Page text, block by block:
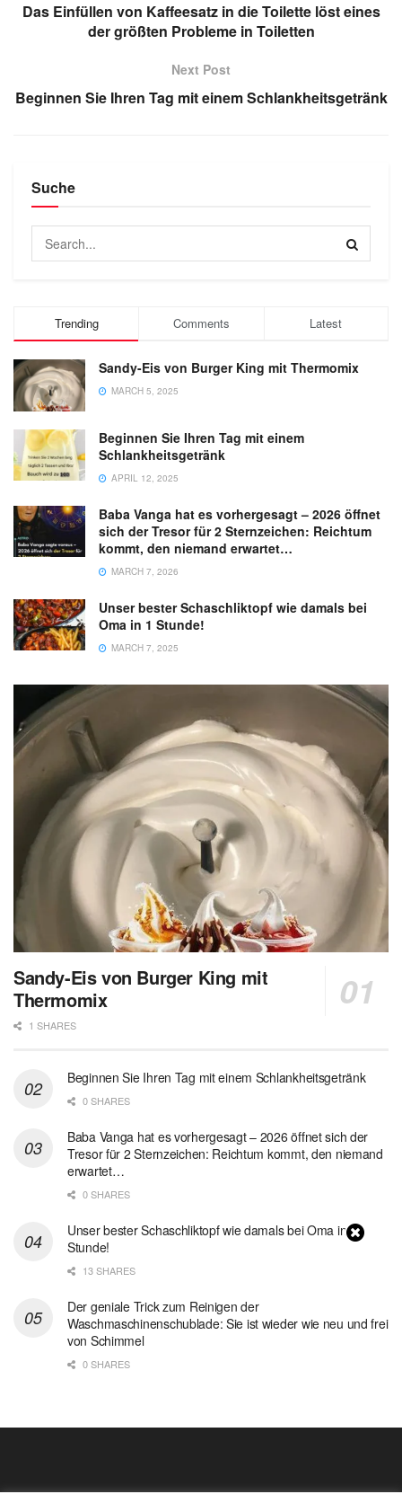
Das Einfüllen von Kaffeesatz in die Toilette löst eines
der größten Probleme in Toiletten
Next Post
Beginnen Sie Ihren Tag mit einem Schlankheitsgetränk
Suche
Trending Comments Latest
Sandy-Eis von Burger King mit Thermomix
MARCH 5, 2025
Beginnen Sie Ihren Tag mit einem
Schlankheitsgetränk
APRIL 12, 2025
Baba Vanga hat es vorhergesagt – 2026 öffnet
sich der Tresor für 2 Sternzeichen: Reichtum
kommt, den niemand erwartet…
MARCH 7, 2026
Unser bester Schaschliktopf wie damals bei
Oma in 1 Stunde!
MARCH 7, 2025
Sandy-Eis von Burger King mit
Thermomix
1 SHARES
Beginnen Sie Ihren Tag mit einem Schlankheitsgetränk
0 SHARES
Baba Vanga hat es vorhergesagt – 2026 öffnet sich der
Tresor für 2 Sternzeichen: Reichtum kommt, den niemand
erwartet…
0 SHARES
Unser bester Schaschliktopf wie damals bei Oma in 1
Stunde!
13 SHARES
Der geniale Trick zum Reinigen der
Waschmaschinenschublade: Sie ist wieder wie neu und frei
von Schimmel
0 SHARES